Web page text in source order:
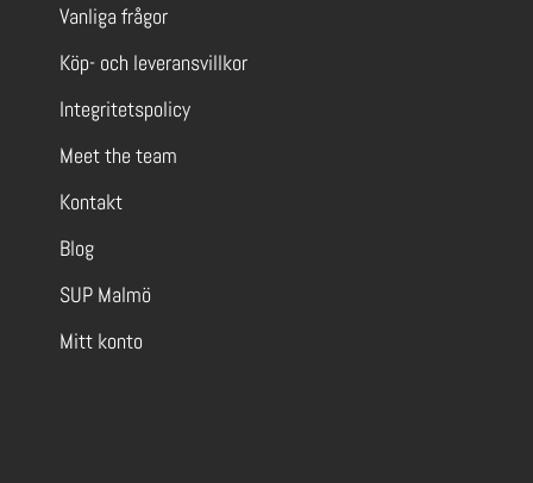
Vanliga frågor
Köp- och leveransvillkor
Integritetspolicy
Meet the team
Kontakt
Blog
SUP Malmö
Mitt konto